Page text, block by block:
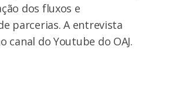
dos fluxos e
parcerias. A entrevista
canal do Youtube do OAJ.